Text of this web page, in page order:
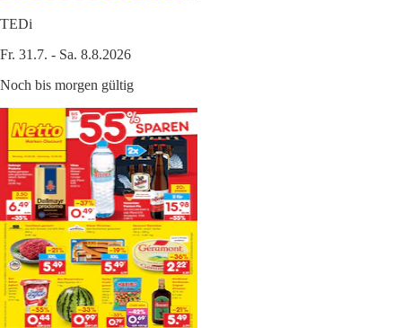
TEDi
Fr. 31.7. - Sa. 8.8.2026
Noch bis morgen gültig